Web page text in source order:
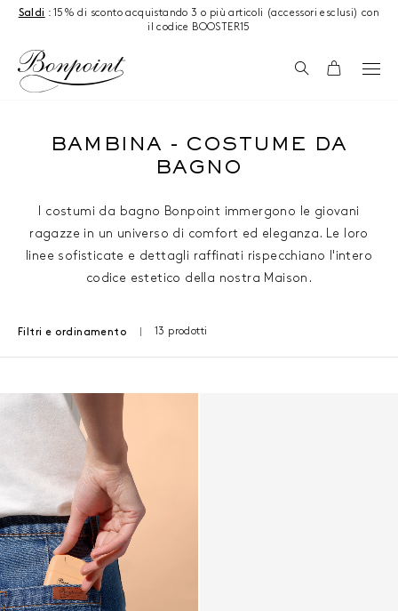
Salta al contenuto
Saldi : 15% di sconto acquistando 3 o più articoli (accessori esclusi) con
il codice BOOSTER15
RicercaCarrello
BAMBINA - COSTUME DA
BAGNO
I costumi da bagno Bonpoint immergono le giovani
ragazze in un universo di comfort ed eleganza. Le loro
linee sofisticate e dettagli raffinati rispecchiano l'intero
codice estetico della nostra Maison.
Filtri e ordinamento 13 prodotti
Risultati - 13 prodotti
Spray solare tascabile 30 ml